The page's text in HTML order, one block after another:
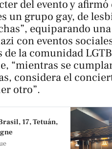
del evento y
un grupo gay, de
equiparando
con eventos
la comunidad
“mientras se
considera el
otro”.
17, Tetuán,